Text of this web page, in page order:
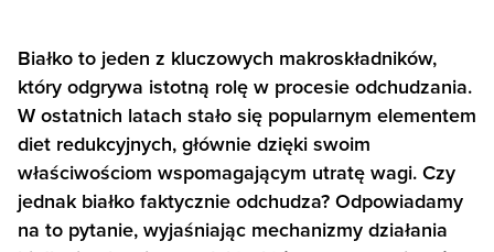
Białko to jeden z kluczowych makroskładników,
który odgrywa istotną rolę w procesie odchudzania.
W ostatnich latach stało się popularnym elementem
diet redukcyjnych, głównie dzięki swoim
właściwościom wspomagającym utratę wagi. Czy
jednak białko faktycznie odchudza? Odpowiadamy
na to pytanie, wyjaśniając mechanizmy działania